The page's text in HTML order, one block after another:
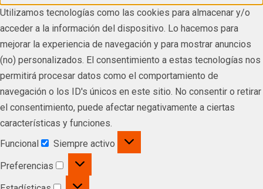
Utilizamos tecnologías como las cookies para almacenar y/o
acceder a la información del dispositivo. Lo hacemos para
mejorar la experiencia de navegación y para mostrar anuncios
(no) personalizados. El consentimiento a estas tecnologías nos
permitirá procesar datos como el comportamiento de
navegación o los ID's únicos en este sitio. No consentir o retirar
el consentimiento, puede afectar negativamente a ciertas
características y funciones.
Funcional
Siempre activo
Preferencias